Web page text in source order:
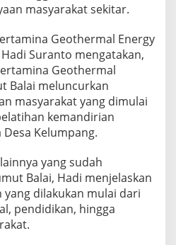
masyarakat sekitar.
Geothermal Energy
Suranto mengatakan,
Geothermal
Balai meluncurkan
masyarakat yang dimulai
kemandirian
Kelumpang.
yang sudah
Balai, Hadi menjelaskan
dilakukan mulai dari
pendidikan, hingga